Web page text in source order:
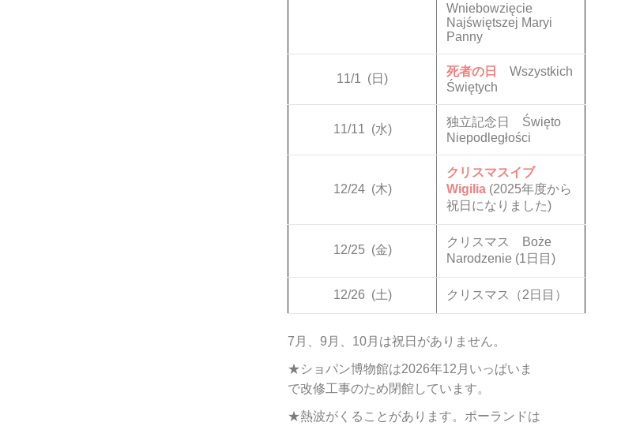
Wniebowzięcie
Najświętszej Maryi
Panny
11/1 (日)
死者の日
Wszystkich
Świętych
11/11 (水)
独立記念日 Święto
Niepodległości
12/24 (木)
クリスマスイブ
Wigilia (2025年度から
祝日になりました)
12/25 (金)
クリスマス Boże
Narodzenie (1日目)
12/26 (土) クリスマス（2日目）
7月、9月、10月は祝日がありません。
★ショパン博物館は2026年12月いっぱいま
で改修工事のため閉館しています。
★熱波がくることがあります。ポーランドは